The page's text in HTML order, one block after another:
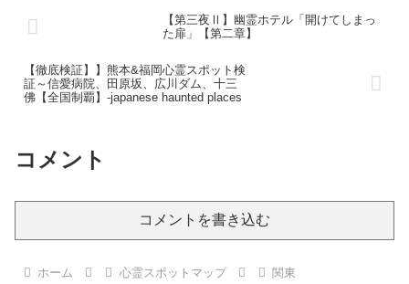
【第三夜Ⅱ】幽霊ホテル「開けてしまっ
た扉」【第二章】
【徹底検証】】熊本&福岡心霊スポット検
証～信愛病院、田原坂、広川ダム、十三
佛【全国制覇】-japanese haunted places
コメント
コメントを書き込む
ホーム 心霊スポットマップ 関東